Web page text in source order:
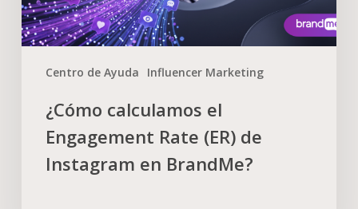
Centro de Ayuda Influencer Marketing
¿Cómo calculamos el
Engagement Rate (ER) de
Instagram en BrandMe?